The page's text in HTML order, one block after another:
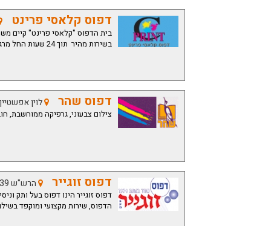
דפוס קלאסי פרינט
בשירות מהיר תוך 24 שעות החל מרגע אישור העבודה.
דפוס שהר לוין אפשטיין 12 רחובות
צילום צבעוני, גרפיקה ממוחשבת,
דפוס זוגייר הרש"ש 39 ראש העין
הדפוס, שירות מקצועי ומוקפד